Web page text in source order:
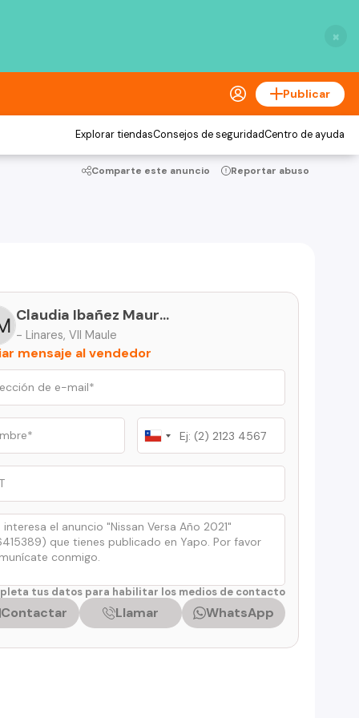
×
Publicar
Explorar tiendasConsejos de seguridadCentro de ayuda
Comparte este anuncio Reportar abuso
Claudia Ibañez Maureira
- Linares, VII Maule
mensaje al vendedor
Chile
+56
tus datos para habilitar los medios de contacto
Contactar Llamar WhatsApp